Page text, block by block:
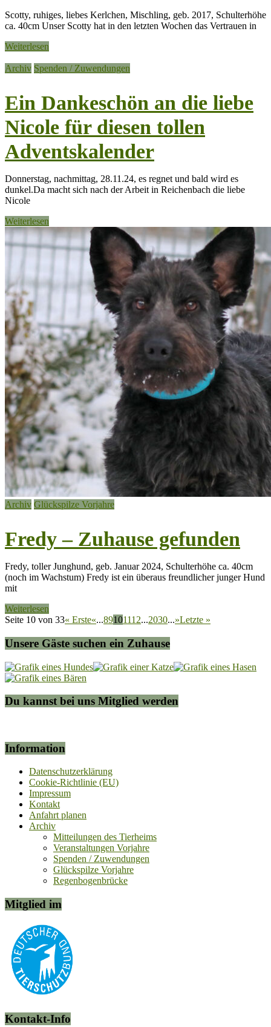
Scotty, ruhiges, liebes Kerlchen, Mischling, geb. 2017, Schulterhöhe
ca. 40cm Unser Scotty hat in den letzten Wochen das Vertrauen in
Weiterlesen
Archiv Spenden / Zuwendungen
Ein Dankeschön an die liebe
Nicole für diesen tollen
Adventskalender
Donnerstag, nachmittag, 28.11.24, es regnet und bald wird es
dunkel.Da macht sich nach der Arbeit in Reichenbach die liebe
Nicole
Weiterlesen
Archiv Glückspilze Vorjahre
Fredy – Zuhause gefunden
Fredy, toller Junghund, geb. Januar 2024, Schulterhöhe ca. 40cm
(noch im Wachstum) Fredy ist ein überaus freundlicher junger Hund
mit
Weiterlesen
Seite 10 von 33« Erste«...89101112...2030...»Letzte »
Unsere Gäste suchen ein Zuhause
Du kannst bei uns Mitglied werden
Information
Datenschutzerklärung
Cookie-Richtlinie (EU)
Impressum
Kontakt
Anfahrt planen
Archiv
Mitteilungen des Tierheims
Veranstaltungen Vorjahre
Spenden / Zuwendungen
Glückspilze Vorjahre
Regenbogenbrücke
Mitglied im
Kontakt-Info